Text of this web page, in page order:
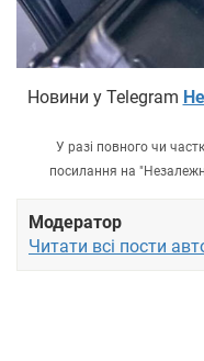
Новини у Telegram
У разі повного чи
посилання на
Модератор
Читати всі пости